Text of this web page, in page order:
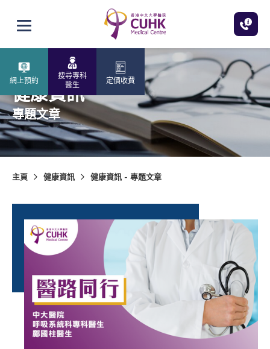
打開選單
網上預約
搜尋專科
醫生
定價收費
健康資訊
專題文章
主頁 健康資訊 健康資訊 - 專題文章